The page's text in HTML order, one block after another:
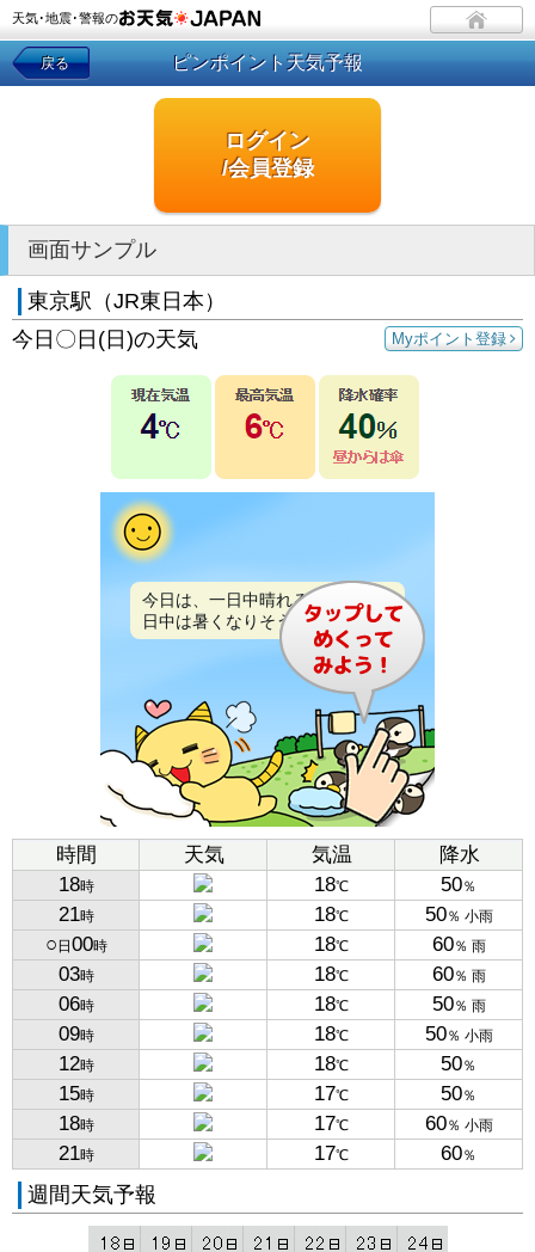
天気･地震･警報の
戻る ピンポイント天気予報
ログイン
/会員登録
画面サンプル
東京駅（JR東日本）
Myポイント登録
今日〇日(日)の天気
今日は、一日中晴れるでしょう。
日中は暑くなりそうです。
時間 天気 気温
降水
18時 18℃ 50％
21時 18℃ 50％ 小雨
○ 日 00時 18℃ 60％ 雨
03時 18℃ 60％ 雨
06時 18℃ 50％ 雨
09時 18℃ 50％ 小雨
12時 18℃ 50％
15時 17℃ 50％
18時 17℃ 60％ 小雨
21時 17℃ 60％
週間天気予報